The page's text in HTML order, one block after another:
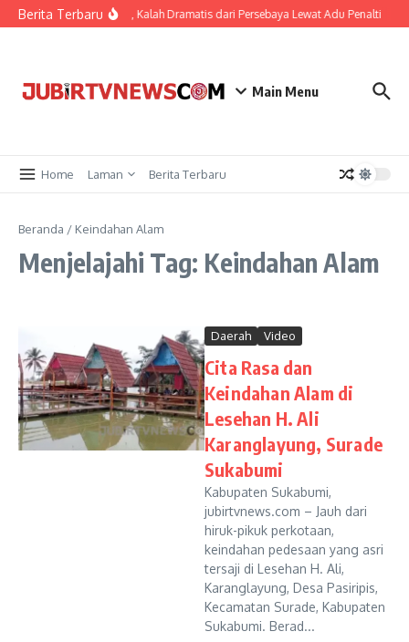
Berita Terbaru
up Piala Presiden 2026, Kalah Dramatis dari Persebaya Lewat Adu Penalti
Main Menu
Home Laman Berita Terbaru
Beranda / Keindahan Alam
Menjelajahi Tag: Keindahan Alam
Daerah Video
Cita Rasa dan
Keindahan Alam di
Lesehan H. Ali
Karanglayung, Surade
Sukabumi
Kabupaten Sukabumi,
jubirtvnews.com – Jauh dari
hiruk-pikuk perkotaan,
keindahan pedesaan yang asri
tersaji di Lesehan H. Ali,
Karanglayung, Desa Pasiripis,
Kecamatan Surade, Kabupaten
Sukabumi. Berad...